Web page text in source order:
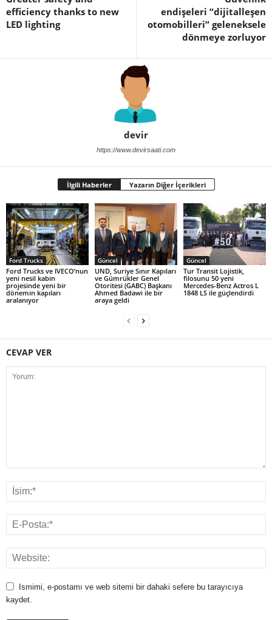
efficiency thanks to new
LED lighting
endişeleri “dijitalleşen
otomobilleri” geleneksele
dönmeye zorluyor
devir
https://www.devirsaati.com
İlgili Haberler Yazarın Diğer İçerikleri
Ford Trucks
Ford Trucks ve IVECO’nun
yeni nesil kabin
projesinde yeni bir
dönemin kapıları
aralanıyor
Güncel
UND, Suriye Sınır Kapıları
ve Gümrükler Genel
Otoritesi (GABC) Başkanı
Ahmed Badawi ile bir
araya geldi
Güncel
Tur Transit Lojistik,
filosunu 50 yeni
Mercedes-Benz Actros L
1848 LS ile güçlendirdi
CEVAP VER
Ismimi, e-postamı ve web sitemi bir dahaki sefere bu tarayıcıya
kaydet.